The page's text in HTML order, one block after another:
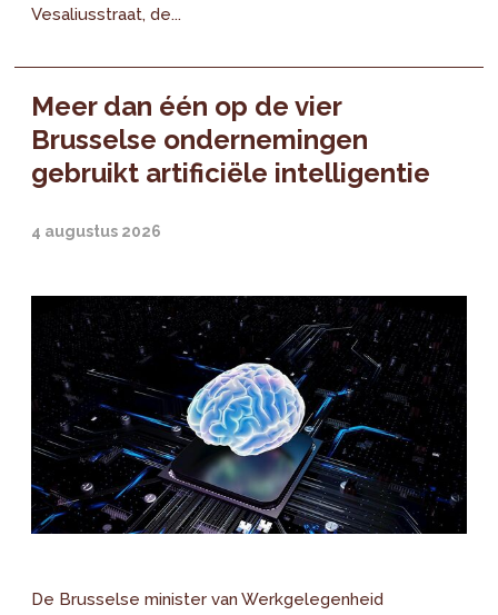
Vesaliusstraat, de...
Meer dan één op de vier
Brusselse ondernemingen
gebruikt artificiële intelligentie
4 augustus 2026
De Brusselse minister van Werkgelegenheid